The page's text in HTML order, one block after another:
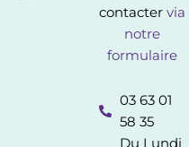
contactervia
notre
formulaire
03 63 01
58 35
Du Lundi